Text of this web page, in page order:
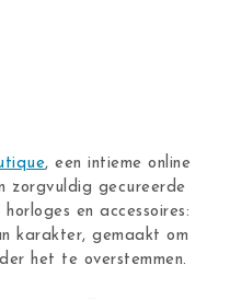
, een intieme online
zorgvuldig gecureerde
en accessoires:
karakter, gemaakt om
het te overstemmen.